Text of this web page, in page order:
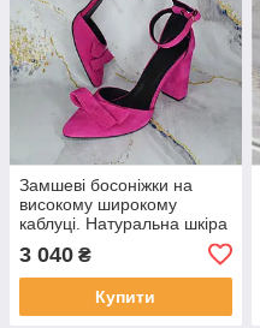
Замшеві босоніжки на
високому широкому
каблуці. Натуральна шкіра
3 040 ₴
Купити